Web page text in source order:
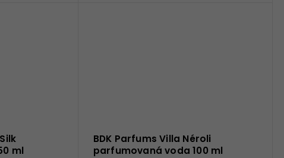
ml
BDK Parfums Villa Néroli
parfumovaná voda 100 ml